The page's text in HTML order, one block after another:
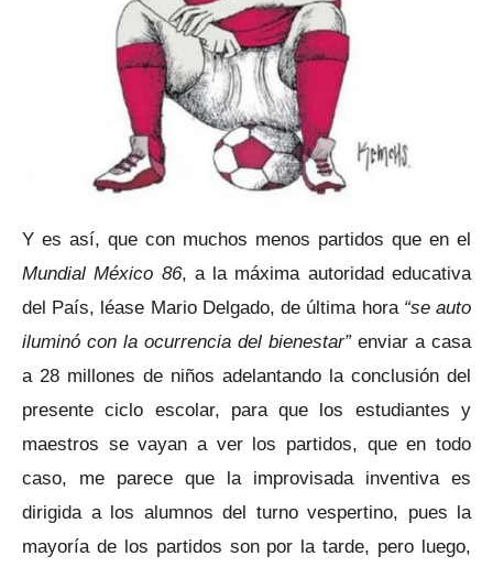
Y es así, que con muchos menos partidos que en el
Mundial México 86, a la máxima autoridad educativa
del País, léase Mario Delgado, de última hora “se auto
iluminó con la ocurrencia del bienestar”enviar a casa
a 28 millones de niños adelantando la conclusión del
presente ciclo escolar, para que los estudiantes y
maestros se vayan a ver los partidos, que en todo
caso, me parece que la improvisada inventiva es
dirigida a los alumnos del turno vespertino, pues la
mayoría de los partidos son por la tarde, pero luego,